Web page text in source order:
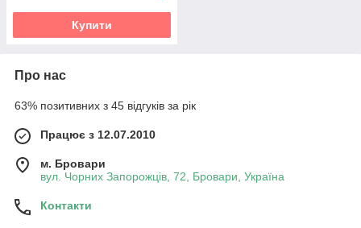
Купити
Про нас
63% позитивних з 45 відгуків за рік
Працює з 12.07.2010
м. Бровари
вул. Чорних Запорожців, 72, Бровари, Україна
Контакти